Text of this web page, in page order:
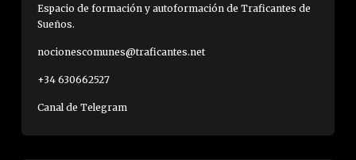
Espacio de formación y autoformación de Traficantes de
Sueños.
nocionescomunes@traficantes.net
+34 630662527
Canal de Telegram